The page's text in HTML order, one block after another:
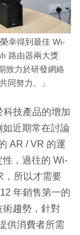
幸得到最佳 Wi-
路由器兩大獎
致力於研發網絡
同努力。」
科技產品的增加
近期常在討論
AR / VR 的運
性，過往的 Wi-
，所以才需要
年銷售第一的
術趨勢，針對
供消費者所需